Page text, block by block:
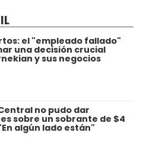
el "empleado fallado"
una decisión crucial
y sus negocios
no pudo dar
sobre un sobrante de $4
algún lado están"